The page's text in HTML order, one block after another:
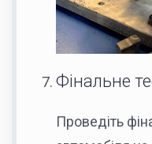
Фінальне
Проведіть